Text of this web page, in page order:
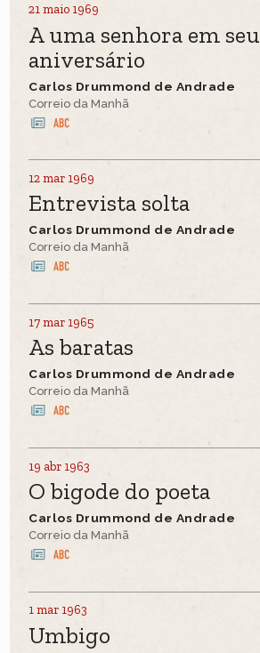
21 maio 1969
A uma senhora em seu
aniversário
Carlos Drummond de Andrade
Correio da Manhã
12 mar 1969
Entrevista solta
Carlos Drummond de Andrade
Correio da Manhã
17 mar 1965
As baratas
Carlos Drummond de Andrade
Correio da Manhã
19 abr 1963
O bigode do poeta
Carlos Drummond de Andrade
Correio da Manhã
1 mar 1963
Umbigo